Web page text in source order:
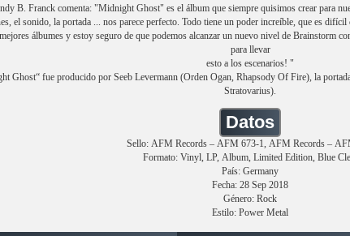
B. Franck comenta: "Midnight Ghost" es el álbum que siempre quisimos crear para
el sonido, la portada ... nos parece perfecto. Todo tiene un poder increíble, que es
álbumes y estoy seguro de que podemos alcanzar un nuevo nivel de Brainstorm
para llevar
esto a los escenarios! "
Ghost“ fue producido por Seeb Levermann (Orden Ogan, Rhapsody Of Fire), la
Stratovarius).
Datos
Sello: AFM Records ‎– AFM 673-1, AFM Records ‎–
Formato: Vinyl, LP, Album, Limited Edition, Blue
País: Germany
Fecha: 28 Sep 2018
Género: Rock
Estilo: Power Metal